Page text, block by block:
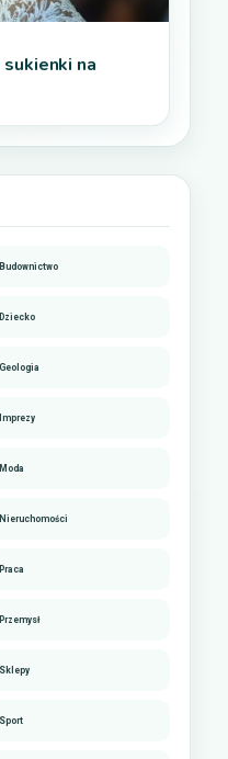
na
Budownictwo
Dziecko
Geologia
Imprezy
Moda
Nieruchomości
Praca
Przemysł
Sklepy
Sport